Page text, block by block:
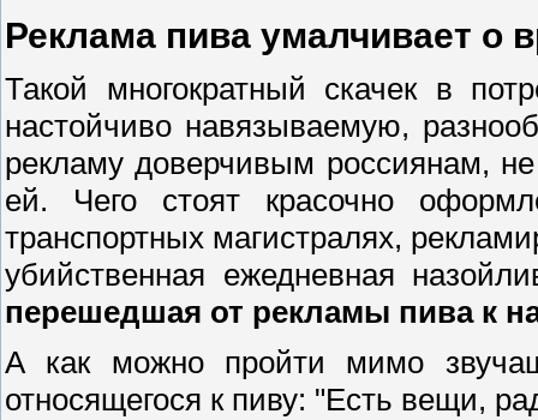
Реклама пива умалчивает о
Такой многократный скачек в
настойчиво навязываемую,
рекламу доверчивым россиянам,
ей. Чего стоят красочно
транспортных магистралях,
убийственная ежедневная
перешедшая от рекламы пива к
А как можно пройти мимо
относящегося к пиву: "Есть вещи,